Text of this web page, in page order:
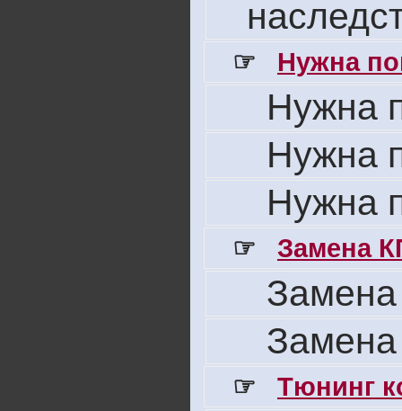
☞ Нужна
Нужна
Нужна
Нужна
☞ Замена
☞ Тюнинг